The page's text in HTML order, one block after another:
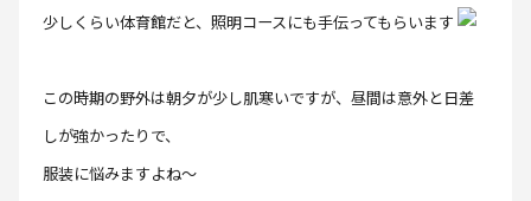
少しくらい体育館だと、照明コースにも手伝ってもらいます
この時期の野外は朝夕が少し肌寒いですが、昼間は意外と日差
しが強かったりで、
服装に悩みますよね〜